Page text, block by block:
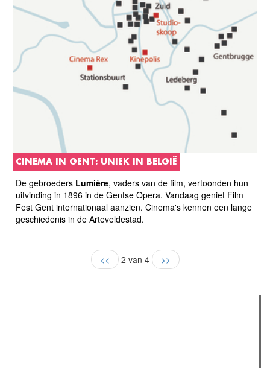
CINEMA IN GENT: UNIEK IN BELGIË
De gebroeders Lumière, vaders van de film, vertoonden hun
uitvinding in 1896 in de Gentse Opera. Vandaag geniet Film
Fest Gent internationaal aanzien. Cinema's kennen een lange
geschiedenis in de Arteveldestad.
<< 2 van 4 >>